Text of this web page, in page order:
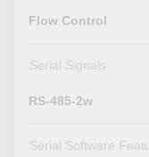
Flow Control
Serial Signals
RS-485-2w
Serial Software